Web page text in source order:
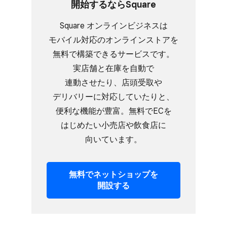
開始するなら​Square
Square オンラインビジネスは​
モバイル対応の​オンラインストアを​
無料で​構築できる​サービスです。​
実店舗と​在庫を​自動で​
連動させたり、​店頭受取や​
デリバリーに​対応していたりと、​
便利な​機能が​豊富。​無料で​ECを​
はじめたい​小売店や​飲食店に​
向いています。
無料で​ネットショップを​
開設する